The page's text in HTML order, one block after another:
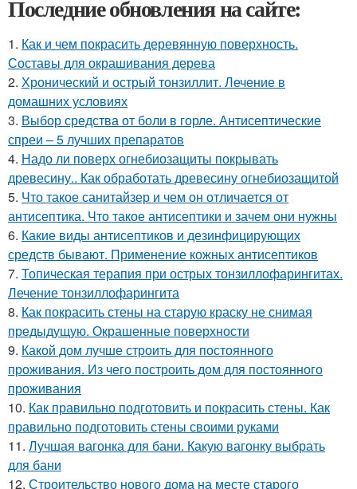
Последние обновления на сайте:
1. Как и чем покрасить деревянную поверхность.
Составы для окрашивания дерева
2. Хронический и острый тонзиллит. Лечение в
домашних условиях
3. Выбор средства от боли в горле. Антисептические
спреи – 5 лучших препаратов
4. Надо ли поверх огнебиозащиты покрывать
древесину.. Как обработать древесину огнебиозащитой
5. Что такое санитайзер и чем он отличается от
антисептика. Что такое антисептики и зачем они нужны
6. Какие виды антисептиков и дезинфицирующих
средств бывают. Применение кожных антисептиков
7. Топическая терапия при острых тонзиллофарингитах.
Лечение тонзиллофарингита
8. Как покрасить стены на старую краску не снимая
предыдущую. Окрашенные поверхности
9. Какой дом лучше строить для постоянного
проживания. Из чего построить дом для постоянного
проживания
10. Как правильно подготовить и покрасить стены. Как
правильно подготовить стены своими руками
11. Лучшая вагонка для бани. Какую вагонку выбрать
для бани
12. Строительство нового дома на месте старого